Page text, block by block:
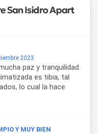
San Isidro Apart
2023
paz y tranquilidad.
es tibia, tal
lo cual la hace
Y MUY BIEN